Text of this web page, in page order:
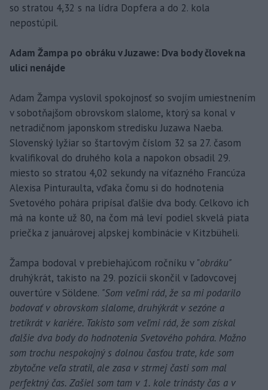
so stratou 4,32 s na lídra Dopfera a do 2. kola
nepostúpil.
Adam Žampa po obráku v Juzawe: Dva body človek na
ulici nenájde
Adam Žampa vyslovil spokojnosť so svojím umiestnením
v sobotňajšom obrovskom slalome, ktorý sa konal v
netradičnom japonskom stredisku Juzawa Naeba.
Slovenský lyžiar so štartovým číslom 32 sa 27. časom
kvalifikoval do druhého kola a napokon obsadil 29.
miesto so stratou 4,02 sekundy na víťazného Francúza
Alexisa Pinturaulta, vďaka čomu si do hodnotenia
Svetového pohára pripísal ďalšie dva body. Celkovo ich
má na konte už 80, na čom má leví podiel skvelá piata
priečka z januárovej alpskej kombinácie v Kitzbüheli.
Žampa bodoval v prebiehajúcom ročníku v "obráku"
druhýkrát, takisto na 29. pozícii skončil v ľadovcovej
ouvertúre v Söldene. "Som veľmi rád, že sa mi podarilo
bodovať v obrovskom slalome, druhýkrát v sezóne a
tretíkrát v kariére. Takisto som veľmi rád, že som získal
ďalšie dva body do hodnotenia Svetového pohára. Možno
som trochu nespokojný s dolnou časťou trate, kde som
zbytočne veľa stratil, ale zasa v strmej časti som mal
perfektný čas. Zašiel som tam v 1. kole trinásty čas a v